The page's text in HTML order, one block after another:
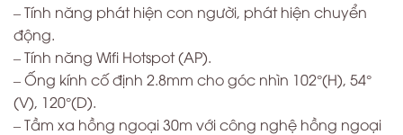
– Tính năng phát hiện con người, phát hiện chuyển
động.
– Tính năng Wifi Hotspot (AP).
– Ống kính cố định 2.8mm cho góc nhìn 102°(H), 54°
(V), 120°(D).
– Tầm xa hồng ngoại 30m với công nghệ hồng ngoại